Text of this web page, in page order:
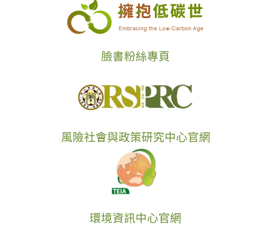
臉書粉絲專頁
風險社會與政策研究中心官網
環境資訊中心官網